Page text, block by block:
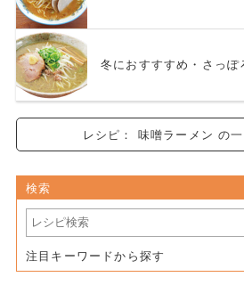
冬におすすすめ・さっぽ
レシピ：
検索
注目キーワードから探す